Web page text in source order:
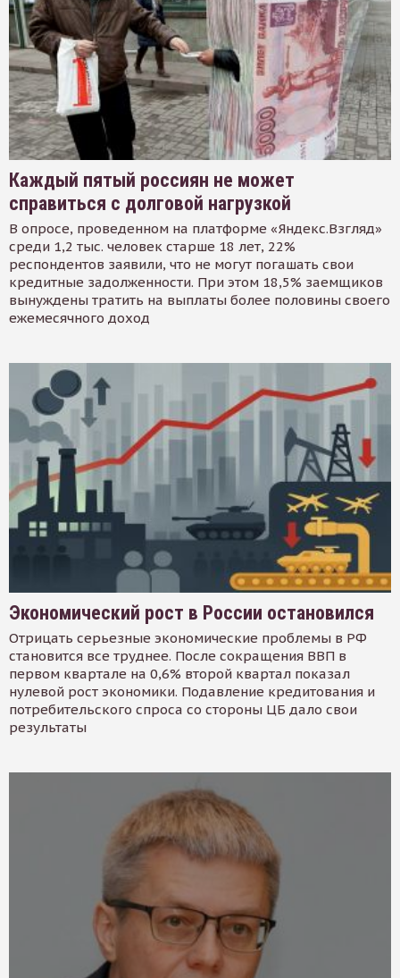
Каждый пятый россиян не может
справиться с долговой нагрузкой
В опросе, проведенном на платформе «Яндекс.Взгляд»
среди 1,2 тыс. человек старше 18 лет, 22%
респондентов заявили, что не могут погашать свои
кредитные задолженности. При этом 18,5% заемщиков
вынуждены тратить на выплаты более половины своего
ежемесячного доход
Экономический рост в России остановился
Отрицать серьезные экономические проблемы в РФ
становится все труднее. После сокращения ВВП в
первом квартале на 0,6% второй квартал показал
нулевой рост экономики. Подавление кредитования и
потребительского спроса со стороны ЦБ дало свои
результаты